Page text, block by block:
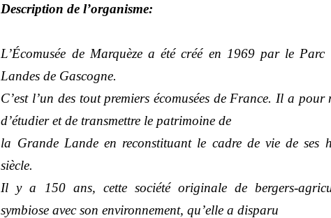
Description de l’organisme:
L’Écomusée de Marquèze a été créé en 1969 par le
Landes de Gascogne.
C’est l’un des tout premiers écomusées de France. Il a pour
d’étudier et de transmettre le patrimoine de
la Grande Lande en reconstituant le cadre de vie de ses
siècle.
Il y a 150 ans, cette société originale de bergers-
symbiose avec son environnement, qu’elle a disparu